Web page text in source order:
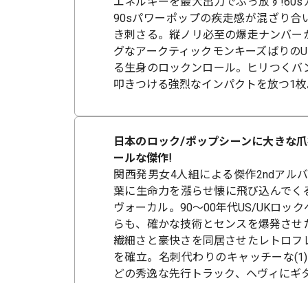
90sパワーポップの疾走感が混ざり合
き刺さる。縦ノリ必至の爆走ナンバ
グなアークティックモンキーズばりの
る生身のロックンロール。ヒリつく
叩きつける強烈なインパクトを放つ1
日本のロック/ポップシーンに大きな
ールな傑作!
関西発男女4人組による傑作2ndアル
葉に生命力を漲らせ懐に飛び込んでく
ヴォーカル。90～00年代US/UKロッ
らも、確かな技術とセンスを爆発さ
繊細さと豪快さを同居させたレトロフ
を確立。名刺代わりのキャッチーな
どの秀逸な先行トラック、ヘヴィにギ